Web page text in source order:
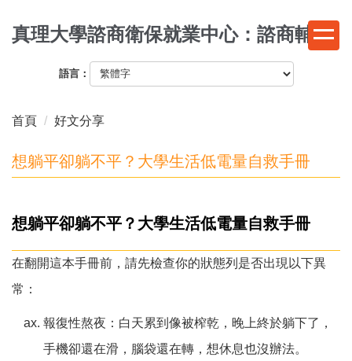
到
區
真理大學諮商衛保就業中心：諮商輔導
語言：
首頁 好文分享
想躺平卻躺不平？大學生活低電量自救手冊
想躺平卻躺不平？大學生活低電量自救手冊
在翻開這本手冊前，請先檢查你的狀態列是否出現以下異
常：
報復性熬夜：白天累到像被榨乾，晚上終於躺下了，
手機卻還在滑，腦袋還在轉，想休息也沒辦法。